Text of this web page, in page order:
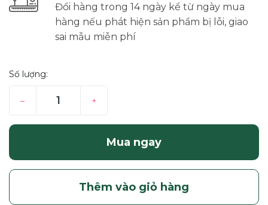
Đổi hàng trong 14 ngày kể từ ngày mua
hàng nếu phát hiện sản phẩm bị lỗi, giao
sai mẫu miễn phí
Số lượng:
– +
Mua ngay
Thêm vào giỏ hàng